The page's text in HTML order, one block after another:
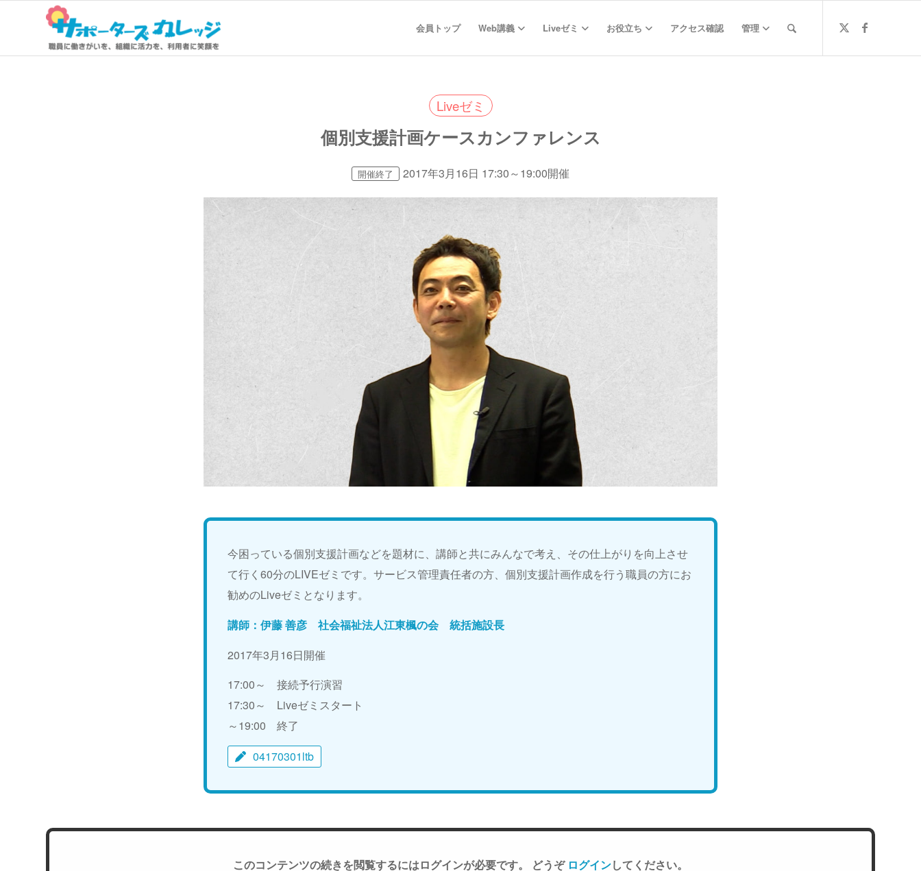
会員トップ Web講義 Liveゼミ お役立ち アクセス確認 管理
Liveゼミ
個別支援計画ケースカンファレンス
開催終了 2017年3月16日 17:30～19:00開催
今困っている個別支援計画などを題材に、講師と共にみんなで考え、その仕上がりを向上させ
て行く60分のLIVEゼミです。サービス管理責任者の方、個別支援計画作成を行う職員の方にお
勧めのLiveゼミとなります。
講師：伊藤 善彦 社会福祉法人江東楓の会 統括施設長
2017年3月16日開催
17:00～ 接続予行演習
17:30～ Liveゼミスタート
～19:00 終了
04170301ltb
このコンテンツの続きを閲覧するにはログインが必要です。 どうぞ ログインしてください。